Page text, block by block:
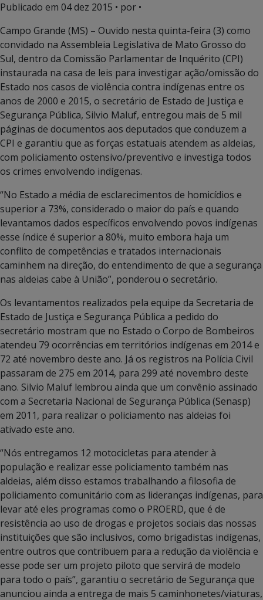
Publicado em 04 dez 2015 • por •
Campo Grande (MS) – Ouvido nesta quinta-feira (3) como
convidado na Assembleia Legislativa de Mato Grosso do
Sul, dentro da Comissão Parlamentar de Inquérito (CPI)
instaurada na casa de leis para investigar ação/omissão do
Estado nos casos de violência contra indígenas entre os
anos de 2000 e 2015, o secretário de Estado de Justiça e
Segurança Pública, Silvio Maluf, entregou mais de 5 mil
páginas de documentos aos deputados que conduzem a
CPI e garantiu que as forças estatuais atendem as aldeias,
com policiamento ostensivo/preventivo e investiga todos
os crimes envolvendo indígenas.
“No Estado a média de esclarecimentos de homicídios e
superior a 73%, considerado o maior do país e quando
levantamos dados específicos envolvendo povos indígenas
esse índice é superior a 80%, muito embora haja um
conflito de competências e tratados internacionais
caminhem na direção, do entendimento de que a segurança
nas aldeias cabe à União”, ponderou o secretário.
Os levantamentos realizados pela equipe da Secretaria de
Estado de Justiça e Segurança Pública a pedido do
secretário mostram que no Estado o Corpo de Bombeiros
atendeu 79 ocorrências em territórios indígenas em 2014 e
72 até novembro deste ano. Já os registros na Polícia Civil
passaram de 275 em 2014, para 299 até novembro deste
ano. Silvio Maluf lembrou ainda que um convênio assinado
com a Secretaria Nacional de Segurança Pública (Senasp)
em 2011, para realizar o policiamento nas aldeias foi
ativado este ano.
“Nós entregamos 12 motocicletas para atender à
população e realizar esse policiamento também nas
aldeias, além disso estamos trabalhando a filosofia de
policiamento comunitário com as lideranças indígenas, para
levar até eles programas como o PROERD, que é de
resistência ao uso de drogas e projetos sociais das nossas
instituições que são inclusivos, como brigadistas indígenas,
entre outros que contribuem para a redução da violência e
esse pode ser um projeto piloto que servirá de modelo
para todo o país”, garantiu o secretário de Segurança que
anunciou ainda a entrega de mais 5 caminhonetes/viaturas,